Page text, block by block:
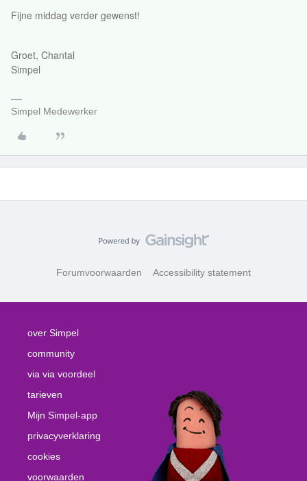
Fijne middag verder gewenst!
Groet, Chantal
Simpel
Simpel Medewerker
Forumvoorwaarden Accessibility statement
over Simpel
community
via via voordeel
tarieven
Mijn Simpel-app
privacyverklaring
cookies
voorwaarden